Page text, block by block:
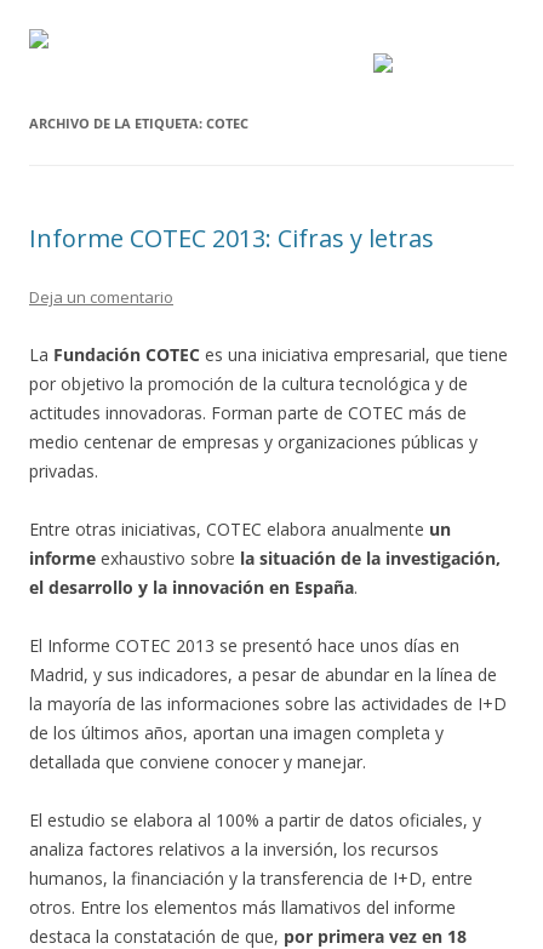
ARCHIVO DE LA ETIQUETA: COTEC
Informe COTEC 2013: Cifras y letras
Deja un comentario
La Fundación COTEC es una iniciativa empresarial, que tiene
por objetivo la promoción de la cultura tecnológica y de
actitudes innovadoras. Forman parte de COTEC más de
medio centenar de empresas y organizaciones públicas y
privadas.
Entre otras iniciativas, COTEC elabora anualmente un
informe exhaustivo sobre la situación de la investigación,
el desarrollo y la innovación en España.
El Informe COTEC 2013 se presentó hace unos días en
Madrid, y sus indicadores, a pesar de abundar en la línea de
la mayoría de las informaciones sobre las actividades de I+D
de los últimos años, aportan una imagen completa y
detallada que conviene conocer y manejar.
El estudio se elabora al 100% a partir de datos oficiales, y
analiza factores relativos a la inversión, los recursos
humanos, la financiación y la transferencia de I+D, entre
otros. Entre los elementos más llamativos del informe
destaca la constatación de que, por primera vez en 18